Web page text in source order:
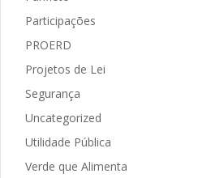
Participações
PROERD
Projetos de Lei
Segurança
Uncategorized
Utilidade Pública
Verde que Alimenta